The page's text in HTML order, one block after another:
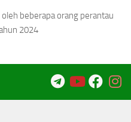
beberapa orang perantau
2024